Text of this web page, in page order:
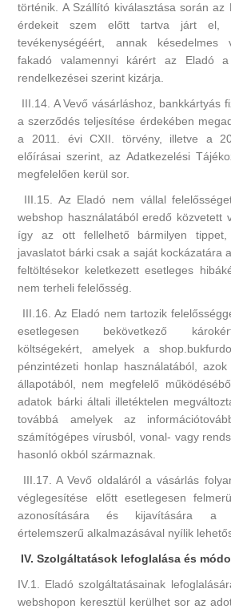
történik. A Szállító kiválasztása során az
érdekeit szem előtt tartva járt el,
tevékenységéért, annak
fakadó valamennyi kárért az Eladó
rendelkezései szerint kizárja.
III.14. A Vevő vásárláshoz, bankkártyás
a szerződés teljesítése érdekében
a 2011. évi CXII. törvény, illetve a
előírásai szerint, az Adatkezelési
megfelelően kerül sor.
III.15. Az Eladó nem vállal
webshop használatából eredő közvetett
így az ott fellelhető bármilyen tippet,
javaslatot bárki csak a saját kockázatára
feltöltésekor keletkezett esetleges
nem terheli felelősség.
III.16. Az Eladó nem tartozik
esetlegesen bekövetkező
költségekért, amelyek a
pénzintézeti honlap használatából,
állapotából, nem megfelelő
adatok bárki általi illetéktelen
továbbá amelyek az
számítógépes vírusból, vonal- vagy
hasonló okból származnak.
III.17. A Vevő oldaláról a vásárlás
véglegesítése előtt esetlegesen
azonosítására és kijavítására a
értelemszerű alkalmazásával nyílik
IV. Szolgáltatások lefoglalása és
IV.1. Eladó szolgáltatásainak
webshopon keresztül kerülhet sor az